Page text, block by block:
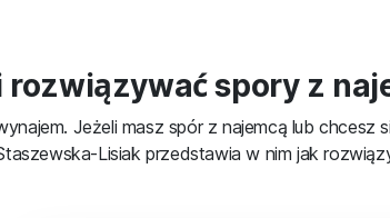
spory z
Jeżeli masz spór z najemcą lub chcesz
Lisiak przedstawia w nim jak